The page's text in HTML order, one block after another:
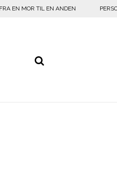
FRA EN MOR TIL EN ANDEN